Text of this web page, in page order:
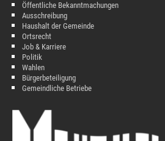
Öffentliche Bekanntmachungen
Ausschreibung
Haushalt der Gemeinde
Ortsrecht
Job & Karriere
Politik
Wahlen
Bürgerbeteiligung
Gemeindliche Betriebe